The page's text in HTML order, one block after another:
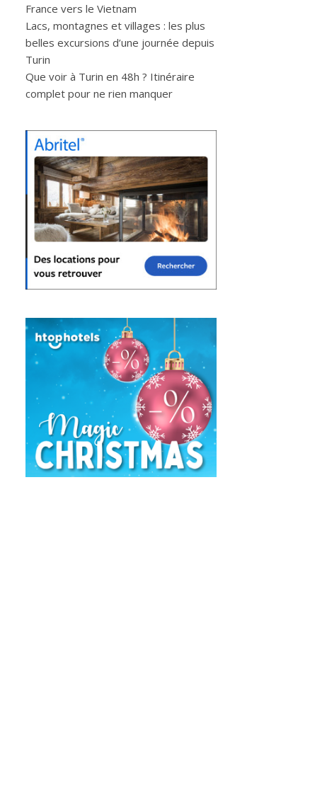
France vers le Vietnam
Lacs, montagnes et villages : les plus
belles excursions d’une journée depuis
Turin
Que voir à Turin en 48h ? Itinéraire
complet pour ne rien manquer